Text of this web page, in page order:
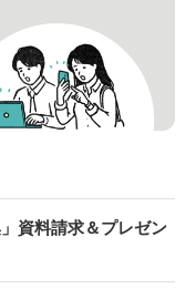
資料請求＆プレゼン